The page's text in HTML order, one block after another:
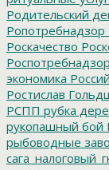
Родительский
Ропотребнадзор
Роскачество
Роспотребнадзор
экономика
Ростислав
РСПП рубка
рукопашный бой
рыбоводные